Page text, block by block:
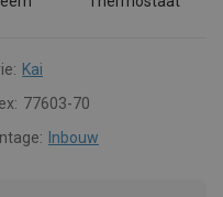
Kai
77603-70
Inbouw